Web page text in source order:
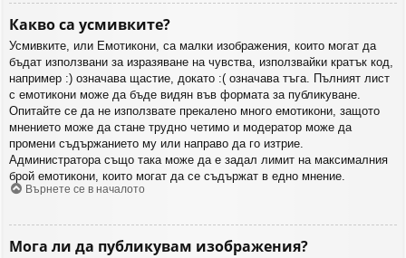
Какво са усмивките?
Усмивките, или Емотикони, са малки изображения, които могат да
бъдат използвани за изразяване на чувства, използвайки кратък код,
например :) означава щастие, докато :( означава тъга. Пълният лист
с емотикони може да бъде видян във формата за публикуване.
Опитайте се да не използвате прекалено много емотикони, защото
мнението може да стане трудно четимо и модератор може да
промени съдържанието му или направо да го изтрие.
Администратора също така може да е задал лимит на максималния
брой емотикони, които могат да се съдържат в едно мнение.
Върнете се в началото
Мога ли да публикувам изображения?